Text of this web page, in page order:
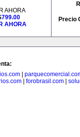
AHORA
799.00
AHORA
Precio
| forobrasil.com|